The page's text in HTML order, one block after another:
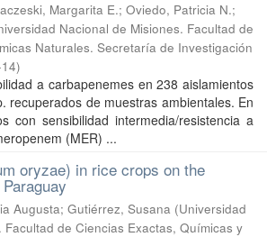
Margarita E.; Oviedo, Patricia N.;
Nacional de Misiones. Facultad de
Naturales. Secretaría de Investigación
)
a carbapenemes en 238 aislamientos
recuperados de muestras ambientales. En
con sensibilidad intermedia/resistencia a
(MER) ...
oryzae) in rice crops on the
Augusta; Gutiérrez, Susana (Universidad
Facultad de Ciencias Exactas, Químicas y